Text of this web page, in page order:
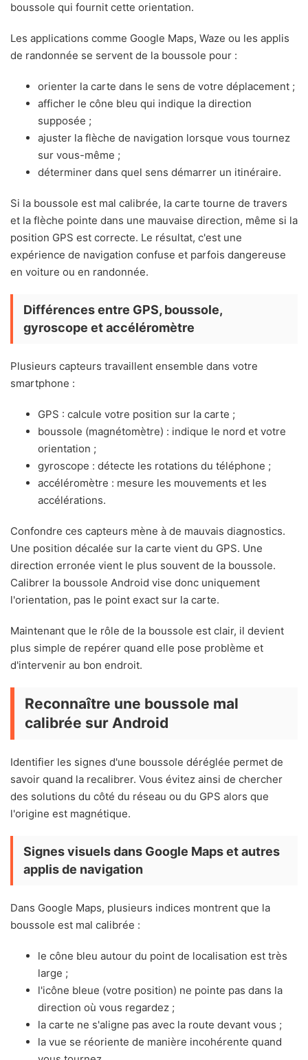
boussole qui fournit cette orientation.
Les applications comme Google Maps, Waze ou les applis
de randonnée se servent de la boussole pour :
orienter la carte dans le sens de votre déplacement ;
afficher le cône bleu qui indique la direction
supposée ;
ajuster la flèche de navigation lorsque vous tournez
sur vous-même ;
déterminer dans quel sens démarrer un itinéraire.
Si la boussole est mal calibrée, la carte tourne de travers
et la flèche pointe dans une mauvaise direction, même si la
position GPS est correcte. Le résultat, c'est une
expérience de navigation confuse et parfois dangereuse
en voiture ou en randonnée.
Différences entre GPS, boussole,
gyroscope et accéléromètre
Plusieurs capteurs travaillent ensemble dans votre
smartphone :
GPS : calcule votre position sur la carte ;
boussole (magnétomètre) : indique le nord et votre
orientation ;
gyroscope : détecte les rotations du téléphone ;
accéléromètre : mesure les mouvements et les
accélérations.
Confondre ces capteurs mène à de mauvais diagnostics.
Une position décalée sur la carte vient du GPS. Une
direction erronée vient le plus souvent de la boussole.
Calibrer la boussole Android vise donc uniquement
l'orientation, pas le point exact sur la carte.
Maintenant que le rôle de la boussole est clair, il devient
plus simple de repérer quand elle pose problème et
d'intervenir au bon endroit.
Reconnaître une boussole mal
calibrée sur Android
Identifier les signes d'une boussole déréglée permet de
savoir quand la recalibrer. Vous évitez ainsi de chercher
des solutions du côté du réseau ou du GPS alors que
l'origine est magnétique.
Signes visuels dans Google Maps et autres
applis de navigation
Dans Google Maps, plusieurs indices montrent que la
boussole est mal calibrée :
le cône bleu autour du point de localisation est très
large ;
l'icône bleue (votre position) ne pointe pas dans la
direction où vous regardez ;
la carte ne s'aligne pas avec la route devant vous ;
la vue se réoriente de manière incohérente quand